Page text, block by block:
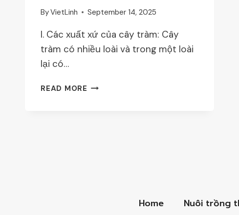
ByVietLinh September 14, 2025
I. Các xuất xứ của cây tràm: Cây
tràm có nhiều loài và trong một loài
lại có…
READ MORE KĨ
Home Nuôi trồng